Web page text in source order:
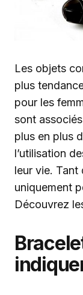
Les objets
plus
pour les
sont
plus en plus
l’utilisation
leur vie.
uniquement
Découvrez